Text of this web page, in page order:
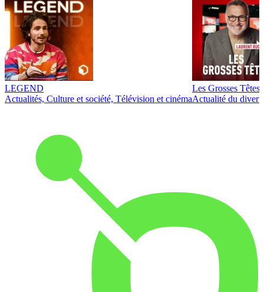
LEGEND
Actualités, Culture et société, Télévision et cinéma
Les Grosses Têtes
Actualité du